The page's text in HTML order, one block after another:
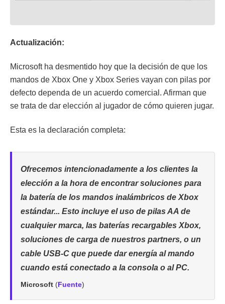
Actualización:
Microsoft ha desmentido hoy que la decisión de que los
mandos de Xbox One y Xbox Series vayan con pilas por
defecto dependa de un acuerdo comercial. Afirman que
se trata de dar elección al jugador de cómo quieren jugar.
Esta es la declaración completa:
Ofrecemos intencionadamente a los clientes la
elección a la hora de encontrar soluciones para
la batería de los mandos inalámbricos de Xbox
estándar... Esto incluye el uso de pilas AA de
cualquier marca, las baterías recargables Xbox,
soluciones de carga de nuestros partners, o un
cable USB-C que puede dar energía al mando
cuando está conectado a la consola o al PC.
Microsoft (Fuente)